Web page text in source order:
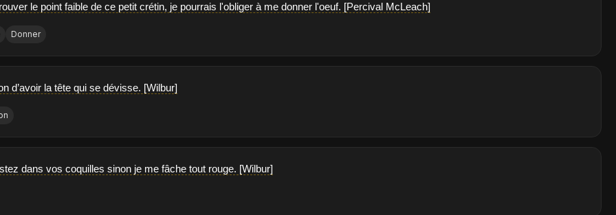
le point faible de ce petit crétin, je pourrais l'obliger à me donner l'oeuf. [Percival McLeach]
Donner
d’avoir la tête qui se dévisse. [Wilbur]
dans vos coquilles sinon je me fâche tout rouge. [Wilbur]